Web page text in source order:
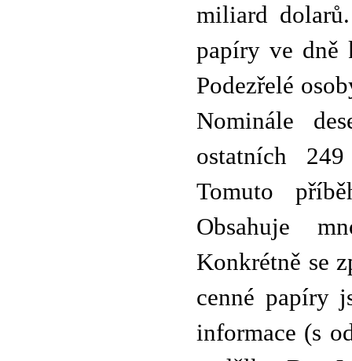
miliard
papíry ve dně
Podezřelé
Nominále
ostatních
Tomuto
Obsahuje
Konkrétně se
cenné papíry
informace (s